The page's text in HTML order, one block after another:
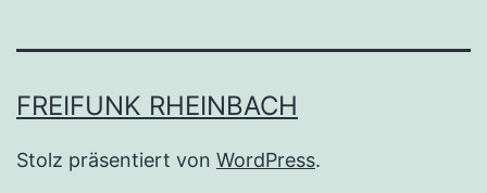
FREIFUNK RHEINBACH
Stolz präsentiert von WordPress.